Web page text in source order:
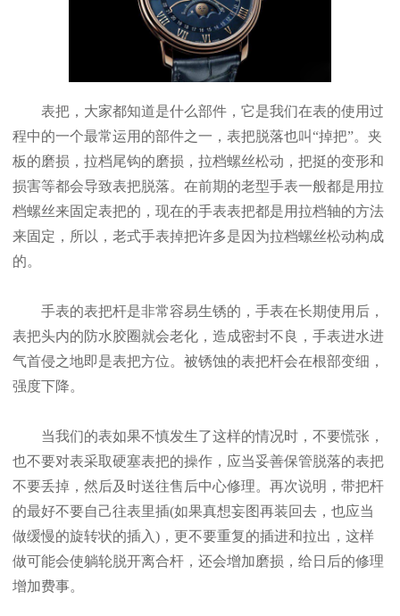
表把，大家都知道是什么部件，它是我们在表的使用过
程中的一个最常运用的部件之一，表把脱落也叫“掉把”。夹
板的磨损，拉档尾钩的磨损，拉档螺丝松动，把挺的变形和
损害等都会导致表把脱落。在前期的老型手表一般都是用拉
档螺丝来固定表把的，现在的手表表把都是用拉档轴的方法
来固定，所以，老式手表掉把许多是因为拉档螺丝松动构成
的。
手表的表把杆是非常容易生锈的，手表在长期使用后，
表把头内的防水胶圈就会老化，造成密封不良，手表进水进
气首侵之地即是表把方位。被锈蚀的表把杆会在根部变细，
强度下降。
当我们的表如果不慎发生了这样的情况时，不要慌张，
也不要对表采取硬塞表把的操作，应当妥善保管脱落的表把
不要丢掉，然后及时送往售后中心修理。再次说明，带把杆
的最好不要自己往表里插(如果真想妄图再装回去，也应当
做缓慢的旋转状的插入)，更不要重复的插进和拉出，这样
做可能会使躺轮脱开离合杆，还会增加磨损，给日后的修理
增加费事。